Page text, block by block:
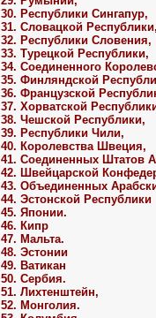
30. Республики Сингапур,
31. Словацкой Республики,
32. Республики Словения,
33. Турецкой Республики,
34. Соединенного
35. Финляндской
36. Французской
37. Хорватской
38. Чешской Республики,
39. Республики Чили,
40. Королевства Швеция,
41. Соединенных Штатов
42. Швейцарской
43. Объединенных
44. Эстонской Республики
45. Японии.
46. Кипр
47. Мальта.
48. Эстонии
49. Ватикан
50. Сербия.
51. Лихтенштейн,
52. Монголия.